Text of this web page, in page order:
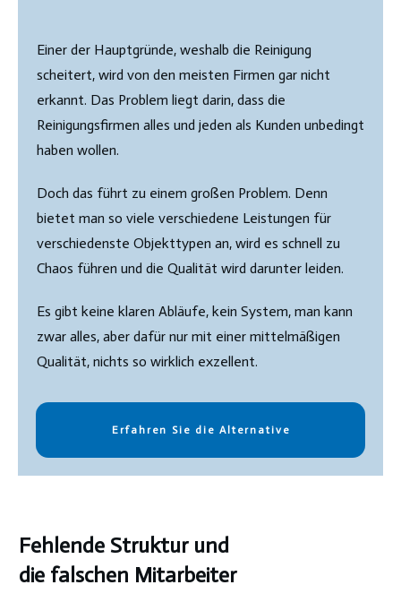
Einer der Hauptgründe, weshalb die Reinigung
scheitert, wird von den meisten Firmen gar nicht
erkannt. Das Problem liegt darin, dass die
Reinigungsfirmen alles und jeden als Kunden unbedingt
haben wollen.
Doch das führt zu einem großen Problem. Denn
bietet man so viele verschiedene Leistungen für
verschiedenste Objekttypen an, wird es schnell zu
Chaos führen und die Qualität wird darunter leiden.
Es gibt keine klaren Abläufe, kein System, man kann
zwar alles, aber dafür nur mit einer mittelmäßigen
Qualität, nichts so wirklich exzellent.
Erfahren Sie die Alternative
Fehlende Struktur und
die falschen Mitarbeiter